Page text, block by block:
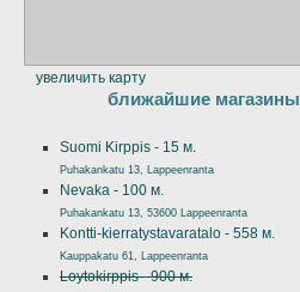
увеличить карту
ближайшие магазины
Suomi Kirppis - 15 м.
Puhakankatu 13, Lappeenranta
Nevaka - 100 м.
Puhakankatu 13, 53600 Lappeenranta
Kontti-kierratystavaratalo - 558 м.
Kauppakatu 61, Lappeenranta
Loytokirppis - 900 м.